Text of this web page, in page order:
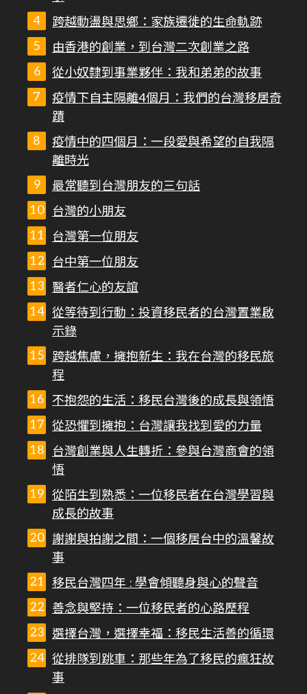
跨越動盪與思鄉：家族遷徙的生命軌跡
由香港的創業，到台灣二次創業之路
從小奴隸到事業夥伴：我和弟弟的故事
疫情下自主隔離4個月：我們的台灣移居奇
蹟
疫情中的四個月：一段愛與希望的自我隔
離時光
最常聽到台灣朋友的三句話
台灣的小朋友
台灣第一位朋友
台中第一位朋友
醫者仁心的友誼
從等待到行動：投資移民者的台灣置業啟
示錄
跨越焦慮，擁抱新生：我在台灣的移民旅
程
不抱怨的生活：移民台灣後的成長與領悟
從恐懼到擁抱：台灣讓我找到愛的力量
台灣創業與人生轉折：參與台灣商會的領
悟
從陌生到熟悉：一位移民者在台灣學習與
成長的故事
謝謝與拍謝之間：一個移居台中的溫馨故
事
移民台灣四年 : 學會傾聽身與心的聲音
善念與堅持：一位移民者的心路歷程
選擇台灣，選擇幸福：移民生活善的循環
從排隊到跳車：那些年為了移民的瘋狂故
事